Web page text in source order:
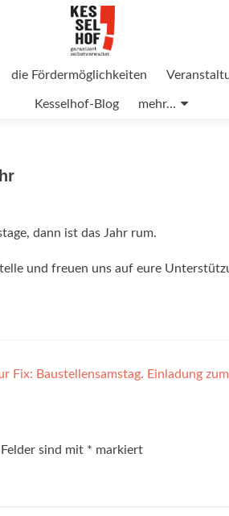
die Fördermöglichkeiten
Kesselhof-Blog mehr…
dann ist das Jahr rum.
und freuen uns auf eure
Fix: Baustellensamstag. Einladung
sind mit * markiert